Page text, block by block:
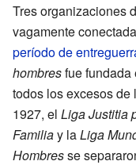
Tres organizaciones
vagamente
período de
hombresfue fundada
todos los excesos
1927, el Liga Justitia
Familiay laLiga
Hombresse